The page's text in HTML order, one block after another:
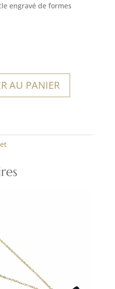
engravé de formes
AU PANIER